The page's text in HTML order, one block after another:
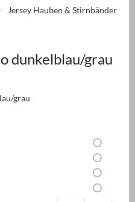
Jersey Hauben & Stirnbänder
0 von 5 Sternen
dunkelblau/grau